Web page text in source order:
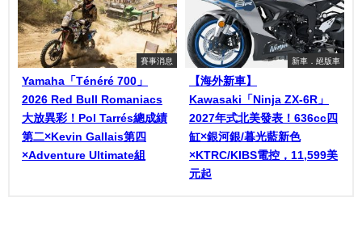
賽事消息
Yamaha「Ténéré 700」
2026 Red Bull Romaniacs
大放異彩！Pol Tarrés總成績
第二×Kevin Gallais第四
×Adventure Ultimate組
新車．絕版車
【海外新車】
Kawasaki「Ninja ZX-6R」
2027年式北美發表！636cc四
缸×銀河銀/暮光藍新色
×KTRC/KIBS電控，11,599美
元起